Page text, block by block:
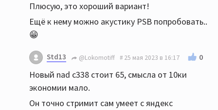
Плюсую, это хороший вариант!
Ещё к нему можно акустику PSB попробовать..
😁
Std13 @Lokomotiff 25 мая 2023 в 16:17 0
Новый nad c338 стоит 65, смысла от 10ки
экономии мало.
Он точно стримит сам умеет с яндекс